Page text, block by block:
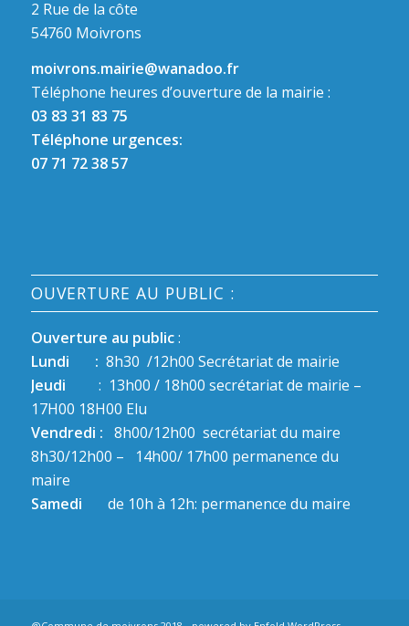
2 Rue de la côte
54760 Moivrons
moivrons.mairie@wanadoo.fr
Téléphone heures d’ouverture de la mairie :
03 83 31 83 75
Téléphone urgences:
07 71 72 38 57
OUVERTURE AU PUBLIC :
Ouverture au public:
Lundi : 8h30 /12h00 Secrétariat de mairie
Jeudi : 13h00 / 18h00 secrétariat de mairie –
17H00 18H00 Elu
Vendredi : 8h00/12h00 secrétariat du maire
8h30/12h00 – 14h00/ 17h00 permanence du
maire
Samedi
de 10h à 12h: permanence du maire